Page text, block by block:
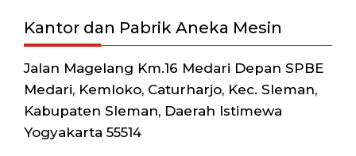
Kantor dan Pabrik Aneka Mesin
Jalan Magelang Km.16 Medari Depan SPBE
Medari, Kemloko, Caturharjo, Kec. Sleman,
Kabupaten Sleman, Daerah Istimewa
Yogyakarta 55514